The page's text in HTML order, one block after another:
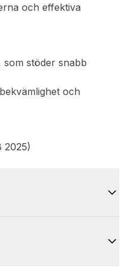
och effektiva
som stöder snabb
och
2025)